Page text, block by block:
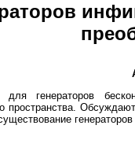
генераторов
пространства.